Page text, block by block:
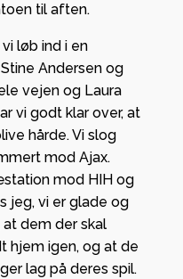
til aften.
løb ind i en
Andersen og
vejen og Laura
vi godt klar over, at
hårde. Vi slog
mod Ajax.
mod HIH og
jeg, vi er glade og
at dem der skal
hjem igen, og at de
lag på deres spil.